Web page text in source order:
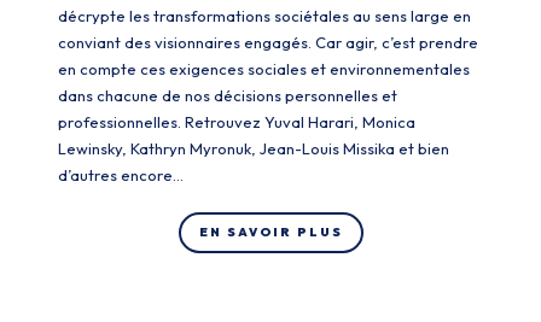
décrypte les transformations sociétales au sens large en
conviant des visionnaires engagés. Car agir, c’est prendre
en compte ces exigences sociales et environnementales
dans chacune de nos décisions personnelles et
professionnelles. Retrouvez Yuval Harari, Monica
Lewinsky, Kathryn Myronuk, Jean-Louis Missika et bien
d’autres encore…
EN SAVOIR PLUS